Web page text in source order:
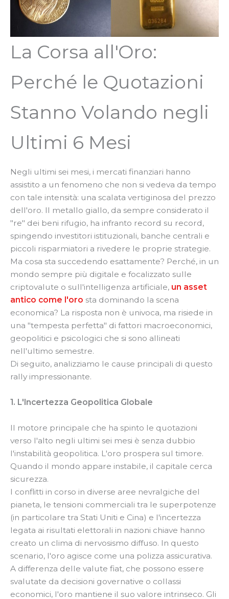
La Corsa all'Oro:
Perché le Quotazioni
Stanno Volando negli
Ultimi 6 Mesi
Negli ultimi sei mesi, i mercati finanziari hanno
assistito a un fenomeno che non si vedeva da tempo
con tale intensità: una scalata vertiginosa del prezzo
dell'oro. Il metallo giallo, da sempre considerato il
"re" dei beni rifugio, ha infranto record su record,
spingendo investitori istituzionali, banche centrali e
piccoli risparmiatori a rivedere le proprie strategie.
Ma cosa sta succedendo esattamente? Perché, in un
mondo sempre più digitale e focalizzato sulle
criptovalute o sull'intelligenza artificiale, un asset
antico come l'oro sta dominando la scena
economica? La risposta non è univoca, ma risiede in
una "tempesta perfetta" di fattori macroeconomici,
geopolitici e psicologici che si sono allineati
nell'ultimo semestre.
Di seguito, analizziamo le cause principali di questo
rally impressionante.
1. L'Incertezza Geopolitica Globale
Il motore principale che ha spinto le quotazioni
verso l'alto negli ultimi sei mesi è senza dubbio
l'instabilità geopolitica. L'oro prospera sul timore.
Quando il mondo appare instabile, il capitale cerca
sicurezza.
I conflitti in corso in diverse aree nevralgiche del
pianeta, le tensioni commerciali tra le superpotenze
(in particolare tra Stati Uniti e Cina) e l'incertezza
legata ai risultati elettorali in nazioni chiave hanno
creato un clima di nervosismo diffuso. In questo
scenario, l'oro agisce come una polizza assicurativa.
A differenza delle valute fiat, che possono essere
svalutate da decisioni governative o collassi
economici, l'oro mantiene il suo valore intrinseco. Gli